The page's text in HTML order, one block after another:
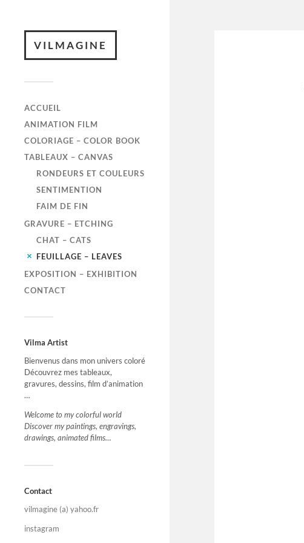
VILMAGINE
ACCUEIL
ANIMATION FILM
COLORIAGE – COLOR BOOK
TABLEAUX – CANVAS
RONDEURS ET COULEURS
SENTIMENTION
FAIM DE FIN
GRAVURE – ETCHING
CHAT – CATS
FEUILLAGE – LEAVES
EXPOSITION – EXHIBITION
CONTACT
Vilma Artist
Bienvenus dans mon univers coloré
Découvrez mes tableaux,
gravures, dessins, film d’animation
…
Welcome to my colorful world
Discover my paintings, engravings,
drawings, animated films…
Contact
vilmagine (a) yahoo.fr
instagram